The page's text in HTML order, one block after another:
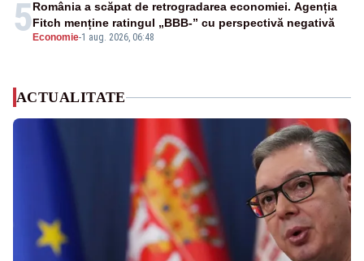
5 Economie-1 aug. 2026, 06:48
România a scăpat de retrogradarea economiei. Agenția
Fitch menține ratingul „BBB-” cu perspectivă negativă
ACTUALITATE